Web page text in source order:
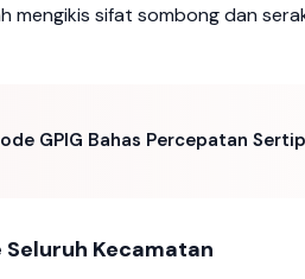
mengikis sifat sombong dan
GPIG Bahas Percepatan
Kecamatan